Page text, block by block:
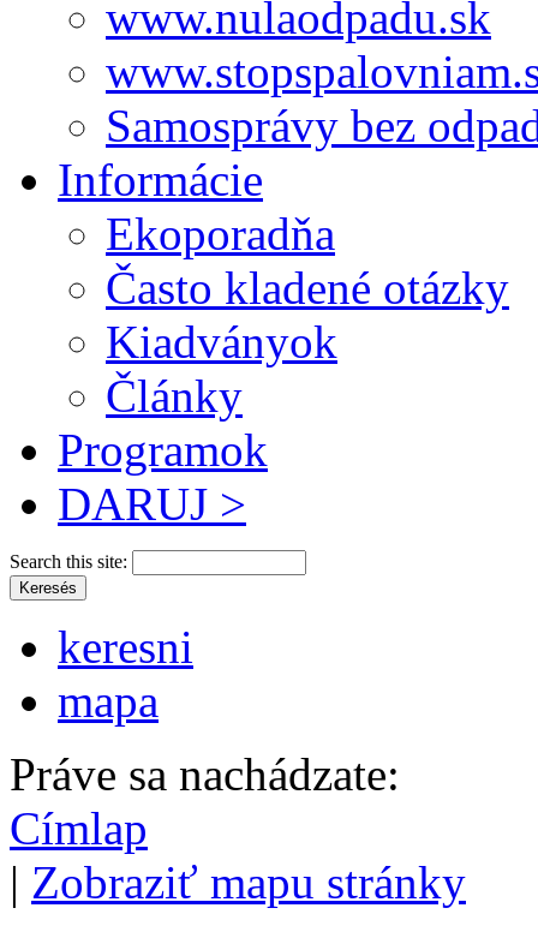
www.nulaodpadu.sk
Samosprávy bez
Informácie
Ekoporadňa
Často kladené otázky
Kiadványok
Články
Programok
DARUJ >
Search this site:
keresni
mapa
Práve sa nachádzate:
Címlap
| Zobraziť mapu stránky